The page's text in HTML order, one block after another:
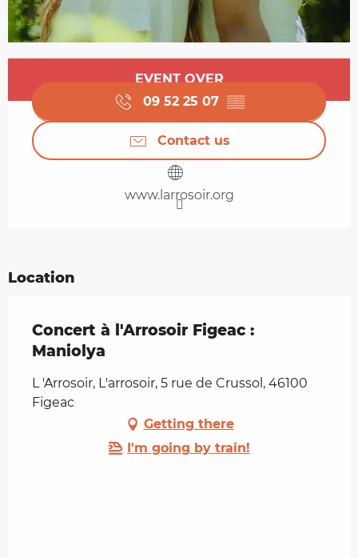
Opening hours & contact details
EVENT OVER
09 52 25 07 ▒▒
Contact us
www.larrosoir.org
Location
Concert à l'Arrosoir Figeac :
Maniolya
L 'Arrosoir, L'arrosoir, 5 rue de Crussol, 46100
Figeac
Getting there
I'm going by train!